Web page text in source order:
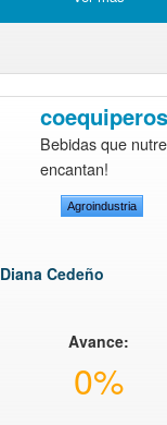
coequiperos
Bebidas que
encantan!
Agroindustria
Diana Cedeño
Avance:
0%